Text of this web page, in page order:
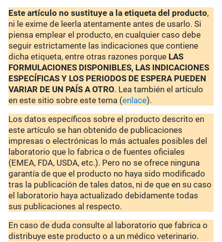
Este artículo no sustituye a la etiqueta del producto,
ni le exime de leerla atentamente antes de usarlo. Si
piensa emplear el producto, en cualquier caso debe
seguir estrictamente las indicaciones que contiene
dicha etiqueta, entre otras razones porque LAS
FORMULACIONES DISPONIBLES, LAS INDICACIONES
ESPECÍFICAS Y LOS PERIODOS DE ESPERA PUEDEN
VARIAR DE UN PAÍS A OTRO. Lea también el artículo
en este sitio sobre este tema (enlace).
Los datos específicos sobre el producto descrito en
este artículo se han obtenido de publicaciones
impresas o electrónicas lo más actuales posibles del
laboratorio que lo fabrica o de fuentes oficiales
(EMEA, FDA, USDA, etc.). Pero no se ofrece ninguna
garantía de que el producto no haya sido modificado
tras la publicación de tales datos, ni de que en su caso
el laboratorio haya actualizado debidamente todas
sus publicaciones al respecto.
En caso de duda consulte al laboratorio que fabrica o
distribuye este producto o a un médico veterinario.